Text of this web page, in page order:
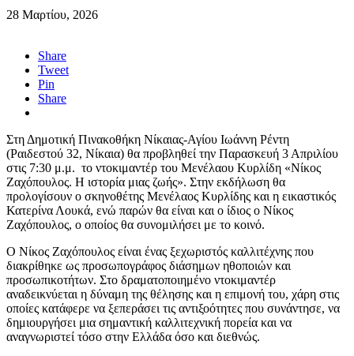
28 Μαρτίου, 2026
Share
Tweet
Pin
Share
Στη Δημοτική Πινακοθήκη Νίκαιας-Αγίου Ιωάννη Ρέντη
(Ραιδεστού 32, Νίκαια) θα προβληθεί την Παρασκευή 3 Απριλίου
στις 7:30 μ.μ. το ντοκιμαντέρ του Μενέλαου Κυρλίδη «Νίκος
Ζαχόπουλος. Η ιστορία μιας ζωής». Στην εκδήλωση θα
προλογίσουν ο σκηνοθέτης Μενέλαος Κυρλίδης και η εικαστικός
Κατερίνα Λουκά, ενώ παρών θα είναι και ο ίδιος ο Νίκος
Ζαχόπουλος, ο οποίος θα συνομιλήσει με το κοινό.
Ο Νίκος Ζαχόπουλος είναι ένας ξεχωριστός καλλιτέχνης που
διακρίθηκε ως προσωπογράφος διάσημων ηθοποιών και
προσωπικοτήτων. Στο δραματοποιημένο ντοκιμαντέρ
αναδεικνύεται η δύναμη της θέλησης και η επιμονή του, χάρη στις
οποίες κατάφερε να ξεπεράσει τις αντιξοότητες που συνάντησε, να
δημιουργήσει μια σημαντική καλλιτεχνική πορεία και να
αναγνωριστεί τόσο στην Ελλάδα όσο και διεθνώς.